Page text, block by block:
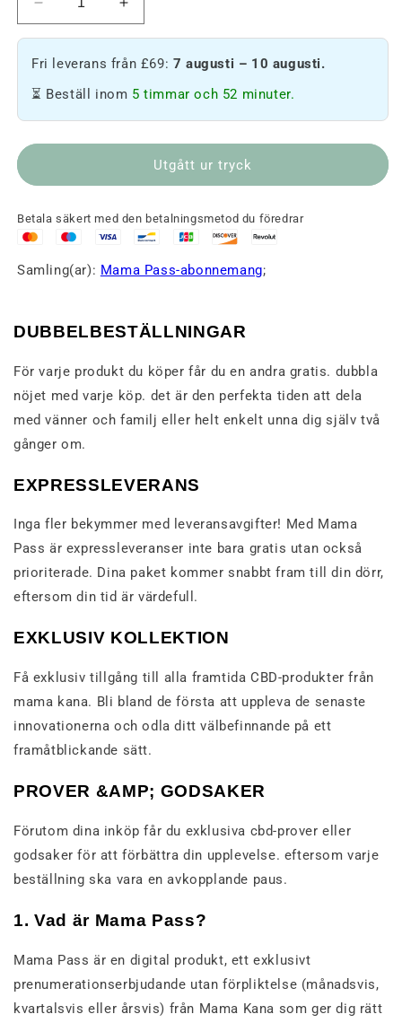
Minska
antalet
Pass
-
Månadsvis
Öka
antalet
Pass
Monthly
Fri leverans från £69: 7 augusti – 10 augusti.
⏳ Beställ inom 5 timmar och 52 minuter.
Utgått ur tryck
Betala säkert med den betalningsmetod du föredrar
Samling(ar): Mama Pass-abonnemang;
DUBBELBESTÄLLNINGAR
För varje produkt du köper får du en andra gratis. dubbla
nöjet med varje köp. det är den perfekta tiden att dela
med vänner och familj eller helt enkelt unna dig själv två
gånger om.
EXPRESSLEVERANS
Inga fler bekymmer med leveransavgifter! Med Mama
Pass är expressleveranser inte bara gratis utan också
prioriterade. Dina paket kommer snabbt fram till din dörr,
eftersom din tid är värdefull.
EXKLUSIV KOLLEKTION
Få exklusiv tillgång till alla framtida CBD-produkter från
mama kana. Bli bland de första att uppleva de senaste
innovationerna och odla ditt välbefinnande på ett
framåtblickande sätt.
PROVER &AMP; GODSAKER
Förutom dina inköp får du exklusiva cbd-prover eller
godsaker för att förbättra din upplevelse. eftersom varje
beställning ska vara en avkopplande paus.
1. Vad är Mama Pass?
Mama Pass är en digital produkt, ett exklusivt
prenumerationserbjudande utan förpliktelse (månadsvis,
kvartalsvis eller årsvis) från Mama Kana som ger dig rätt